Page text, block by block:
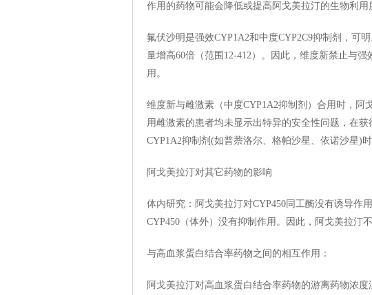
作用的药物可能会降低或提高阿戈美拉汀的生物利用
氟伏沙明是强效CYP1A2和中度CYP2C9抑制剂，可
量增高60倍（范围12-412）。因此，维度新禁止与
用。
维度新与雌激素（中度CYP1A2抑制剂）合用时，阿
用雌激素的患者均未显示出特异的安全性问题，在
CYP1A2抑制剂(如普萘洛尔、格帕沙星、依诺沙星)时
阿戈美拉汀对其它药物的影响
体内研究：阿戈美拉汀对CYP450同工酶没有诱导作
CYP450（体外）没有抑制作用。因此，阿戈美拉汀
与高血浆蛋白结合率药物之间的相互作用：
阿戈美拉汀对高血浆蛋白结合率药物的游离药物浓度